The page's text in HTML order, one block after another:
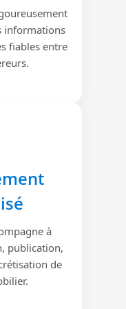
informations
fiables entre
à
publication,
de